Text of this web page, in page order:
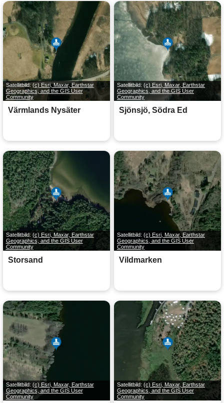
Satellitbild: (c) Esri, Maxar, Earthstar
Geographics, and the GIS User
Community
Värmlands Nysäter
Satellitbild: (c) Esri, Maxar, Earthstar
Geographics, and the GIS User
Community
Sjönsjö, Södra Ed
Satellitbild: (c) Esri, Maxar, Earthstar
Geographics, and the GIS User
Community
Storsand
Satellitbild: (c) Esri, Maxar, Earthstar
Geographics, and the GIS User
Community
Vildmarken
Satellitbild: (c) Esri, Maxar, Earthstar
Geographics, and the GIS User
Community
Satellitbild: (c) Esri, Maxar, Earthstar
Geographics, and the GIS User
Community